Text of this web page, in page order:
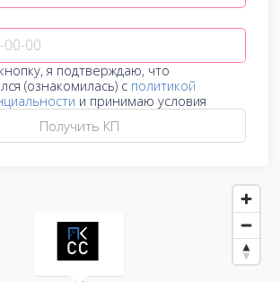
я подтверждаю, что
(ознакомилась) с политикой
и принимаю условия
Получить КП